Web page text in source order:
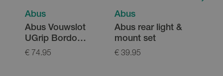
Abus
Abus Vouwslot
UGrip Bordo
5700K/80
€ 74.95
Abus
Abus rear light &
mount set
€ 39.95